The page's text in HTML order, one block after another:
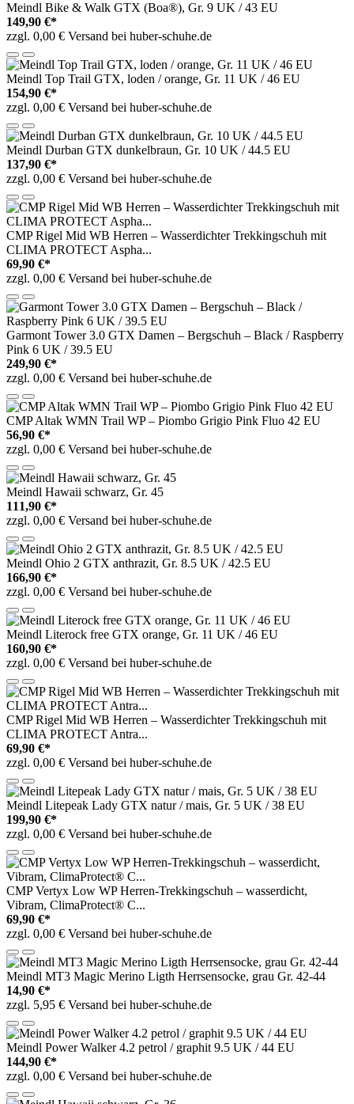
Meindl Bike & Walk GTX (Boa®), Gr. 9 UK / 43 EU
149,90 €*
zzgl. 0,00 € Versand bei huber-schuhe.de
Meindl Top Trail GTX, loden / orange, Gr. 11 UK / 46 EU
154,90 €*
zzgl. 0,00 € Versand bei huber-schuhe.de
Meindl Durban GTX dunkelbraun, Gr. 10 UK / 44.5 EU
137,90 €*
zzgl. 0,00 € Versand bei huber-schuhe.de
CMP Rigel Mid WB Herren – Wasserdichter Trekkingschuh mit
CLIMA PROTECT Aspha...
69,90 €*
zzgl. 0,00 € Versand bei huber-schuhe.de
Garmont Tower 3.0 GTX Damen – Bergschuh – Black / Raspberry
Pink 6 UK / 39.5 EU
249,90 €*
zzgl. 0,00 € Versand bei huber-schuhe.de
CMP Altak WMN Trail WP – Piombo Grigio Pink Fluo 42 EU
56,90 €*
zzgl. 0,00 € Versand bei huber-schuhe.de
Meindl Hawaii schwarz, Gr. 45
111,90 €*
zzgl. 0,00 € Versand bei huber-schuhe.de
Meindl Ohio 2 GTX anthrazit, Gr. 8.5 UK / 42.5 EU
166,90 €*
zzgl. 0,00 € Versand bei huber-schuhe.de
Meindl Literock free GTX orange, Gr. 11 UK / 46 EU
160,90 €*
zzgl. 0,00 € Versand bei huber-schuhe.de
CMP Rigel Mid WB Herren – Wasserdichter Trekkingschuh mit
CLIMA PROTECT Antra...
69,90 €*
zzgl. 0,00 € Versand bei huber-schuhe.de
Meindl Litepeak Lady GTX natur / mais, Gr. 5 UK / 38 EU
199,90 €*
zzgl. 0,00 € Versand bei huber-schuhe.de
CMP Vertyx Low WP Herren-Trekkingschuh – wasserdicht,
Vibram, ClimaProtect® C...
69,90 €*
zzgl. 0,00 € Versand bei huber-schuhe.de
Meindl MT3 Magic Merino Ligth Herrsensocke, grau Gr. 42-44
14,90 €*
zzgl. 5,95 € Versand bei huber-schuhe.de
Meindl Power Walker 4.2 petrol / graphit 9.5 UK / 44 EU
144,90 €*
zzgl. 0,00 € Versand bei huber-schuhe.de